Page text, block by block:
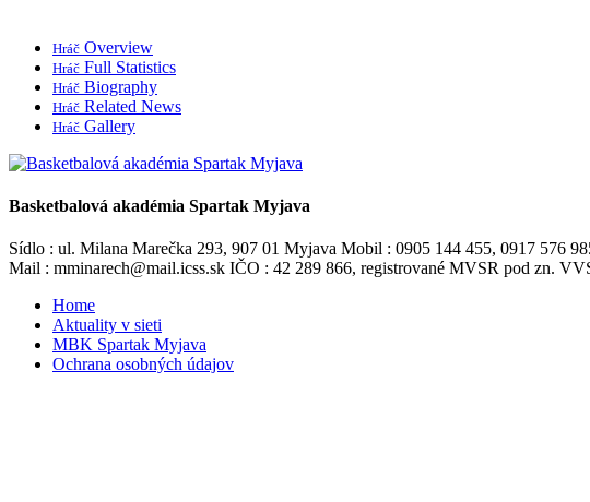
Hráč Overview
Hráč Full Statistics
Hráč Biography
Hráč Related News
Hráč Gallery
Basketbalová akadémia Spartak Myjava
Sídlo : ul. Milana Marečka 293, 907 01 Myjava Mobil : 0905 144 455, 0917 576
Mail : mminarech@mail.icss.sk IČO : 42 289 866, registrované MVSR pod zn.
Home
Aktuality v sieti
MBK Spartak Myjava
Ochrana osobných údajov